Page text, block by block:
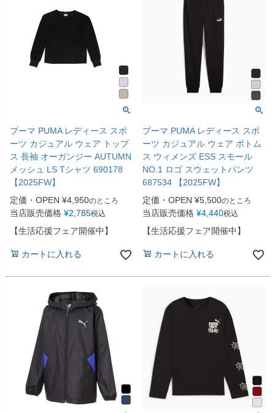
プーマ PUMA レディース スポ
ーツ カジュアル ウェア トップ
ス 長袖 オーガンジー AUTUMN
メッシュ LS Tシャツ 690178
【2025FW】
定価・OPEN ¥4,950のところ
当店販売価格 ¥2,785税込
【生活応援フェア開催中】
カートに入れる
プーマ PUMA レディース スポ
ーツ カジュアル ウェア ボトム
ス ウィメンズ ESS スモール
NO.1 ロゴ スウェットパンツ
687534 【2025FW】
定価・OPEN ¥5,500のところ
当店販売価格 ¥4,440税込
【生活応援フェア開催中】
カートに入れる